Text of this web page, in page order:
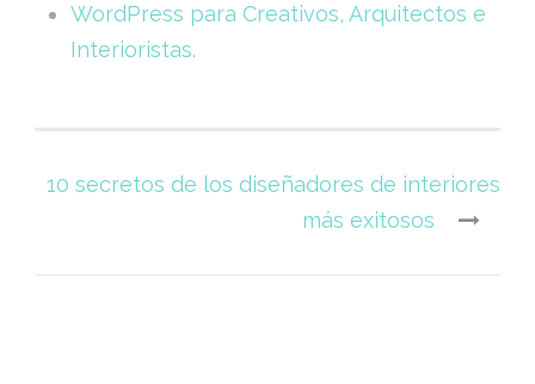
WordPress para Creativos, Arquitectos e
Interioristas.
10 secretos de los diseñadores de interiores
más exitosos